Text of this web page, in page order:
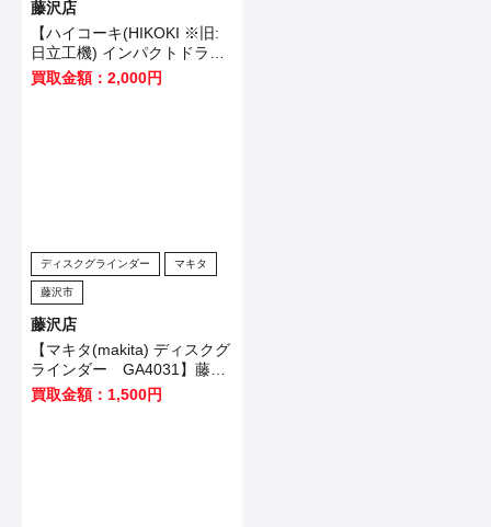
藤沢店
【ハイコーキ(HIKOKI ※旧:
日立工機) インパクトドライ
バ WH12VE】横浜市のお客
様から買取させていただきま
買取金額：2,000円
ディスクグラインダー マキタ
藤沢市
藤沢店
【マキタ(makita) ディスクグ
ラインダー GA4031】藤沢
市のお客様から買取させてい
ただきました！
買取金額：1,500円